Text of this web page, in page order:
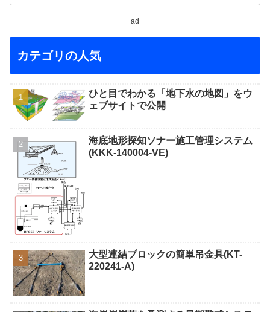
ad
カテゴリの人気
ひと目でわかる「地下水の地図」をウ
ェブサイトで公開
海底地形探知ソナー施工管理システム
(KKK-140004-VE)
大型連結ブロックの簡単吊金具(KT-
220241-A)